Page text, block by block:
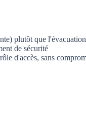
plutôt que
de sécurité
d'accès, sans